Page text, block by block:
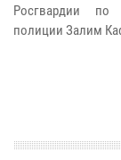
Росгвардии по
полиции Залим